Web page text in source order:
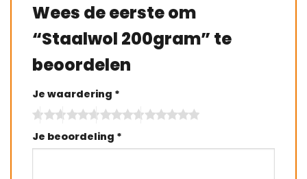
Wees de eerste om
“Staalwol 200gram” te
beoordelen
Je waardering *
Je beoordeling *